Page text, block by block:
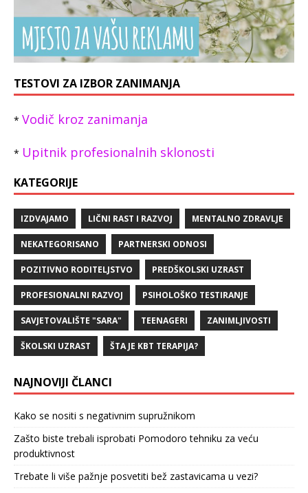
TESTOVI ZA IZBOR ZANIMANJA
* Vodič kroz zanimanja
* Upitnik profesionalnih sklonosti
KATEGORIJE
IZDVAJAMO LIČNI RAST I RAZVOJ MENTALNO ZDRAVLJE
NEKATEGORISANO PARTNERSKI ODNOSI
POZITIVNO RODITELJSTVO PREDŠKOLSKI UZRAST
PROFESIONALNI RAZVOJ PSIHOLOŠKO TESTIRANJE
SAVJETOVALIŠTE "SARA" TEENAGERI ZANIMLJIVOSTI
ŠKOLSKI UZRAST ŠTA JE KBT TERAPIJA?
NAJNOVIJI ČLANCI
Kako se nositi s negativnim supružnikom
Zašto biste trebali isprobati Pomodoro tehniku za veću
produktivnost
Trebate li više pažnje posvetiti bež zastavicama u vezi?